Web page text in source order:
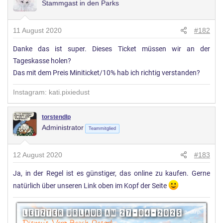
Stammgast in den Parks
11 August 2020 #182
Danke das ist super. Dieses Ticket müssen wir an der
Tageskasse holen?
Das mit dem Preis Miniticket/10% hab ich richtig verstanden?
Instagram: kati.pixiedust
torstendlp
Administrator Teammitglied
12 August 2020 #183
Ja, in der Regel ist es günstiger, das online zu kaufen. Gerne
natürlich über unseren Link oben im Kopf der Seite